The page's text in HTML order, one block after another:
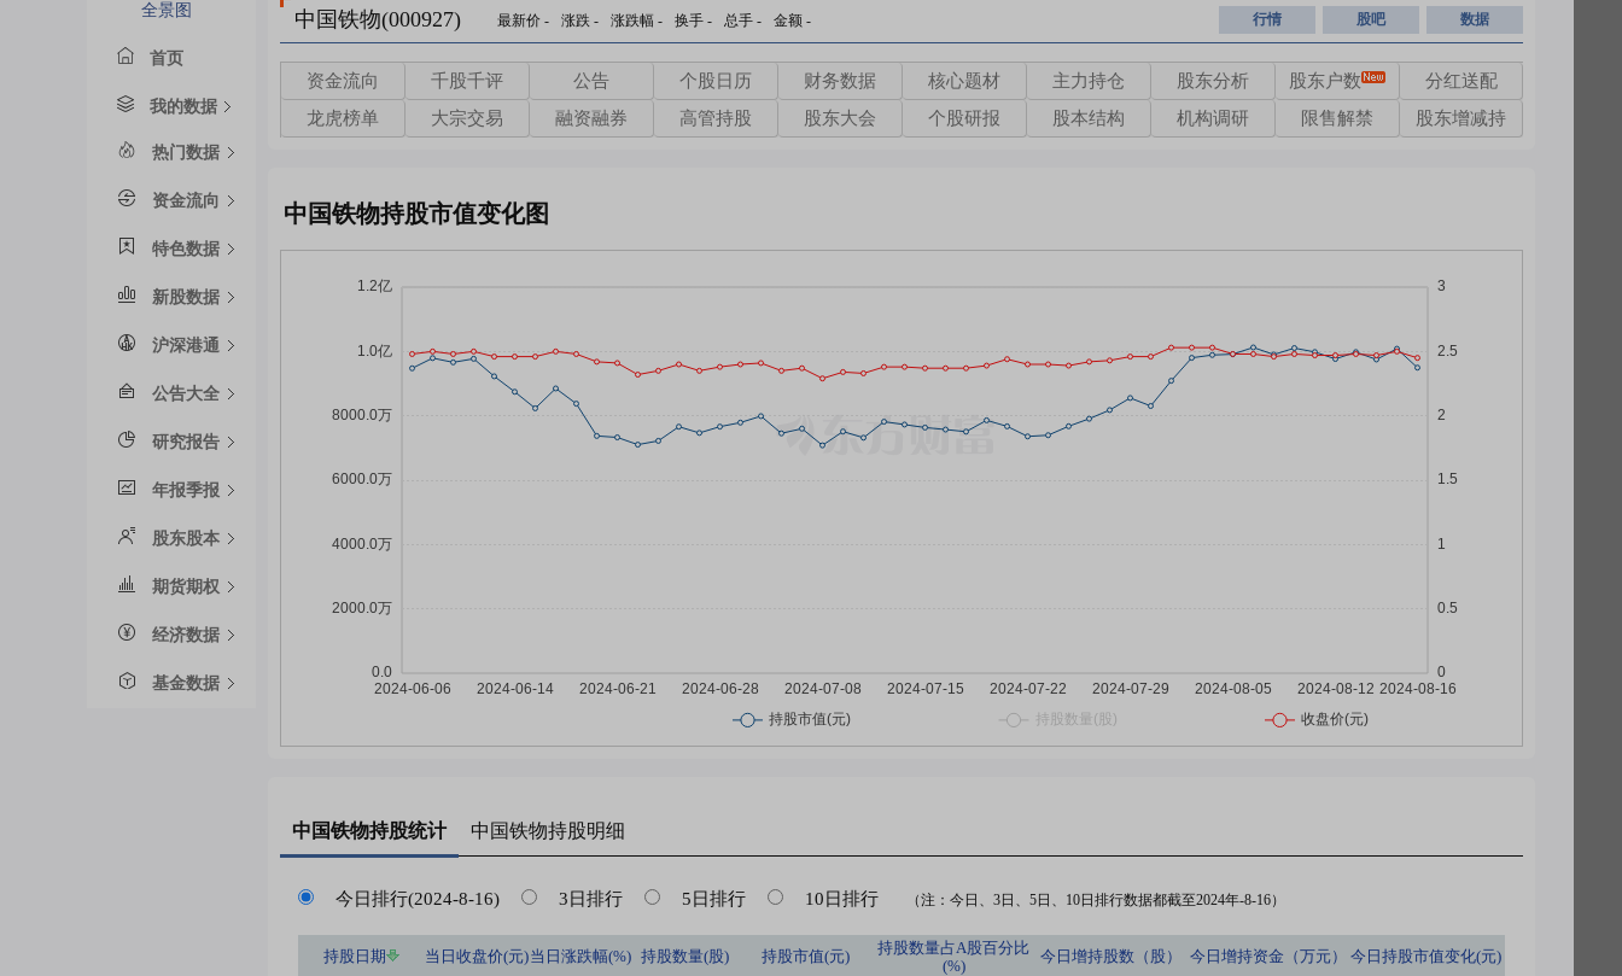
全景图
首页
我的数据
热门数据
资金流向
特色数据
新股数据
沪深港通
公告大全
研究报告
年报季报
股东股本
期货期权
经济数据
基金数据
中国铁物(000927) 最新价 - 涨跌 - 涨跌幅 - 换手 - 总手 - 金额 - 行情 股吧 数据
资金流向 千股千评 公告 个股日历 财务数据 核心题材 主力持仓 股东分析 股东户数
分红送配
龙虎榜单
大宗交易 融资融券 高管持股 股东大会 个股研报 股本结构 机构调研 限售解禁 股东增减持
中国铁物持股市值变化图
中国铁物持股统计 中国铁物持股明细
今日排行(2024-8-16) 3日排行 5日排行 10日排行 （注：今日、3日、5日、10日排行数据都截至2024年-8-16）
持股日期 当日收盘价(元)当日涨跌幅(%) 持股数量(股) 持股市值(元)
持股数量占A股百分比
(%)
今日 增持股数（股） 今日 增持资金（万元） 今日 持股市值变化(元)